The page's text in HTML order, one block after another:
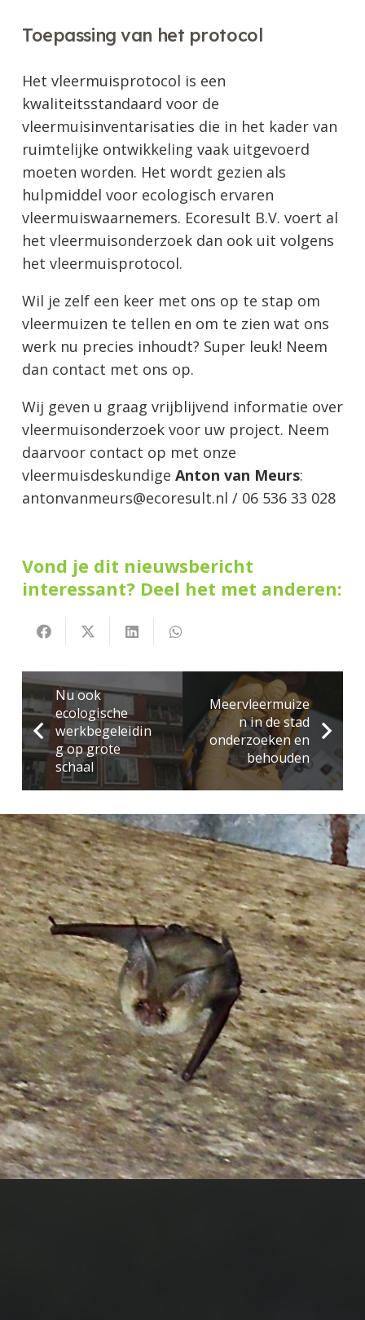
Toepassing van het protocol
Het vleermuisprotocol is een
kwaliteitsstandaard voor de
vleermuisinventarisaties die in het kader van
ruimtelijke ontwikkeling vaak uitgevoerd
moeten worden. Het wordt gezien als
hulpmiddel voor ecologisch ervaren
vleermuiswaarnemers. Ecoresult B.V. voert al
het vleermuisonderzoek dan ook uit volgens
het vleermuisprotocol.
Wil je zelf een keer met ons op te stap om
vleermuizen te tellen en om te zien wat ons
werk nu precies inhoudt? Super leuk! Neem
dan contact met ons op.
Wij geven u graag vrijblijvend informatie over
vleermuisonderzoek voor uw project. Neem
daarvoor contact op met onze
vleermuisdeskundige Anton van Meurs:
antonvanmeurs@ecoresult.nl / 06 536 33 028
Vond je dit nieuwsbericht
interessant? Deel het met anderen:
Nu ook
ecologische
werkbegeleidin
g op grote
schaal
Meervleermuize
n in de stad
onderzoeken en
behouden